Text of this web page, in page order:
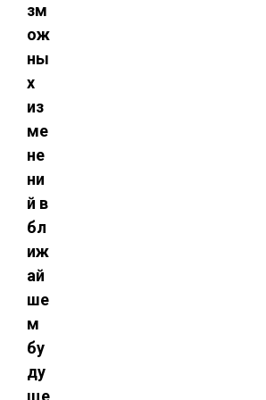
зм
ож
ны
х
из
ме
не
ни
й в
бл
иж
ай
ше
м
бу
ду